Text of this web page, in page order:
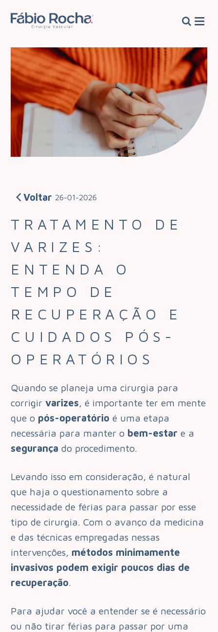
Voltar 26-01-2026
TRATAMENTO DE
VARIZES:
ENTENDA O
TEMPO DE
RECUPERAÇÃO E
CUIDADOS PÓS-
OPERATÓRIOS
Quando se planeja uma cirurgia para
corrigirvarizes, é importante ter em mente
que o pós-operatório é uma etapa
necessária para manter o bem-estar e a
segurança do procedimento.
Levando isso em consideração, é natural
que haja o questionamento sobre a
necessidade de férias para passar por esse
tipo de cirurgia. Com o avanço da medicina
e das técnicas empregadas nessas
intervenções, métodos minimamente
invasivos podem exigir poucos dias de
recuperação.
Para ajudar você a entender se é necessário
ou não tirar férias para passar por uma